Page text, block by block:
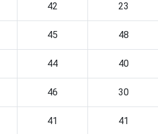
42 23
45 48
44 40
46 30
41 41